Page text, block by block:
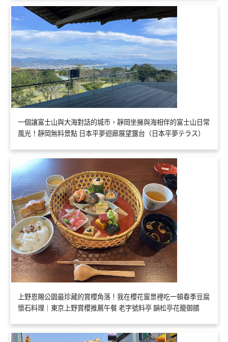
一個讓富士山與大海對話的城市，靜岡坐擁與海相伴的富士山日常
風光！靜岡無料景點 日本平夢迴廊展望露台（日本平夢テラス）
上野恩賜公園最珍藏的賞櫻角落！我在櫻花窗景裡吃一頓春季豆腐
懷石料理｜東京上野賞櫻推薦午餐 老字號料亭 韻松亭花籠御膳